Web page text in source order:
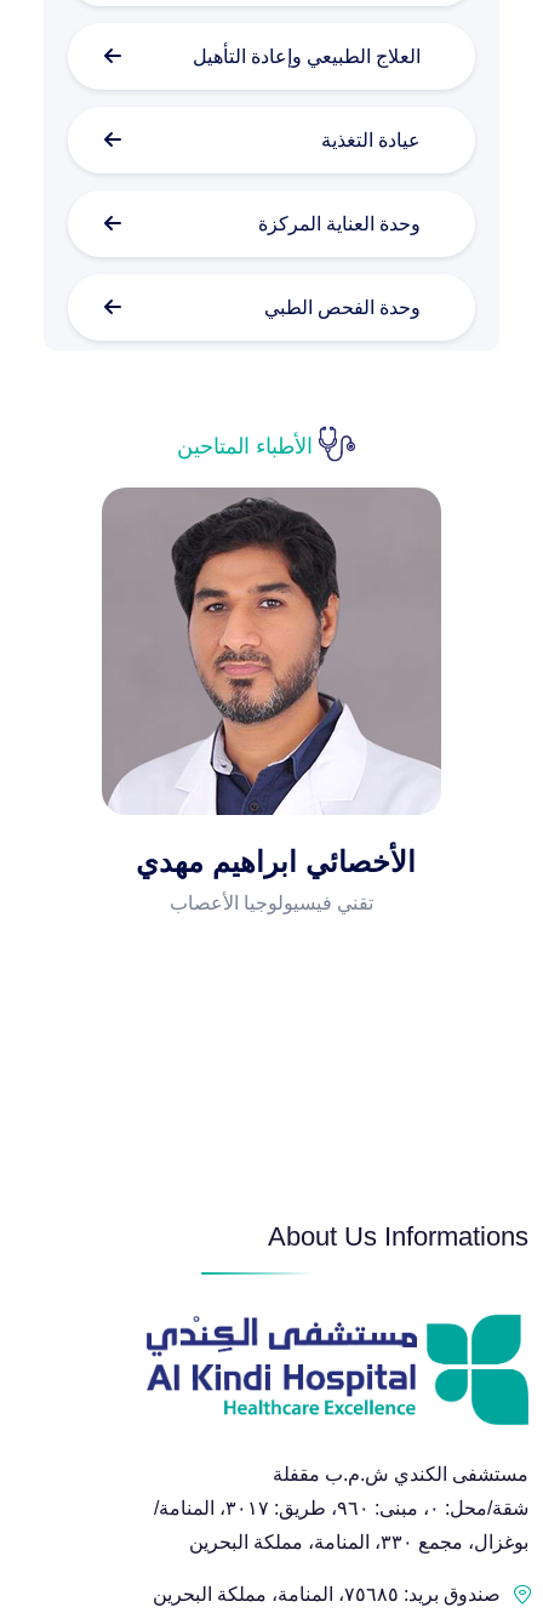
العلاج الطبيعي وإعادة التأهيل
عيادة التغذية
وحدة العناية المركزة
وحدة الفحص الطبي
أمراض الجهاز التنفسي والرئة
أمراض المسالك البولية والتناسلية
والعقم عند الرجال
أمراض الحساسية والمناعة
أمراض الروماتيزم
أمراض الجهاز الهضمي والكبد
قسم طب وصحة الفم والأسنان
طب وجراحة الأطفال
أمراض النساء والتوليد والجراحة النسائية
الأطباء المتاحين
الأخصائي ابراهيم مهدي
تقني فيسيولوجيا الأعصاب
About Us Informations
مستشفى الكندي ش.م.ب مقفلة
شقة/محل: ٠، مبنى: ٩٦٠، طريق: ٣٠١٧، المنامة/
بوغزال، مجمع ٣٣٠، المنامة، مملكة البحرين
صندوق بريد: ٧٥٦٨٥، المنامة، مملكة البحرين